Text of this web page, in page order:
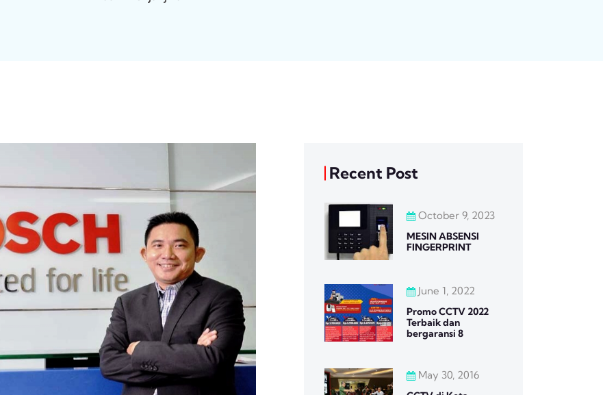
Recent Post
October 9, 2023
MESIN ABSENSI
FINGERPRINT
June 1, 2022
Promo CCTV 2022
Terbaik dan
bergaransi 8
May 30, 2016